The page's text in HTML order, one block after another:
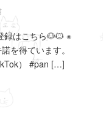
はこちら🐶🐱 ※
を得ています。
） #pan […]